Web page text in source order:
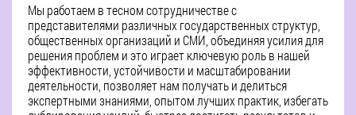
Мы работаем в тесном сотрудничестве с
представителями различных государственных структур,
общественных организаций и СМИ, объединяя усилия для
решения проблем и это играет ключевую роль в нашей
эффективности, устойчивости и масштабировании
деятельности, позволяет нам получать и делиться
экспертными знаниями, опытом лучших практик, избегать